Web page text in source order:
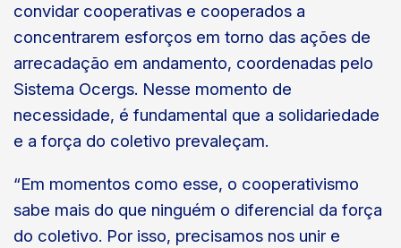
convidar cooperativas e cooperados a
concentrarem esforços em torno das ações de
arrecadação em andamento, coordenadas pelo
Sistema Ocergs. Nesse momento de
necessidade, é fundamental que a solidariedade
e a força do coletivo prevaleçam.
“Em momentos como esse, o cooperativismo
sabe mais do que ninguém o diferencial da força
do coletivo. Por isso, precisamos nos unir e